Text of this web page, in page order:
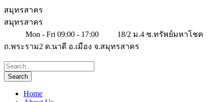
สมุทรสาคร
สมุทรสาคร
Mon - Fri 09:00 - 17:00
18/2 ม.4 ซ.ทรัพย์มหาโชค
ถ.พระราม2 ต.นาดี อ.เมือง จ.สมุทรสาคร
Home